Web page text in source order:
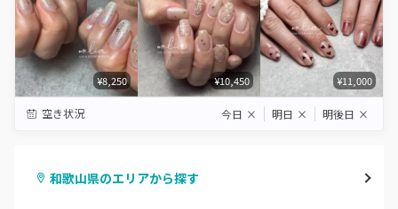
¥8,250 ¥10,450 ¥11,000
空き状況 今日 × 明日 × 明後日 ×
和歌山県のエリアから探す